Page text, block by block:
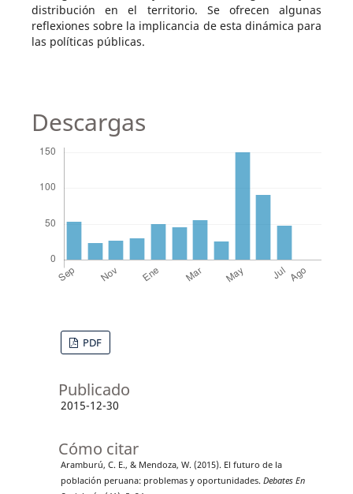
distribución en el territorio. Se ofrecen algunas
reflexiones sobre la implicancia de esta dinámica para
las políticas públicas.
Descargas
PDF
Publicado
2015-12-30
Cómo citar
Aramburú, C. E., & Mendoza, W. (2015). El futuro de la
población peruana: problemas y oportunidades. Debates En